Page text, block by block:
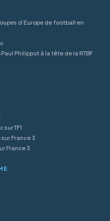
d’Europe de football en
Philippot à la tête de la RTBF
TF1
France 3
France 3